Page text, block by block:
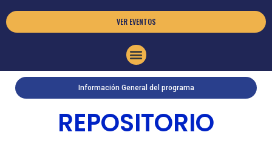
VER EVENTOS
Información General del programa
REPOSITORIO